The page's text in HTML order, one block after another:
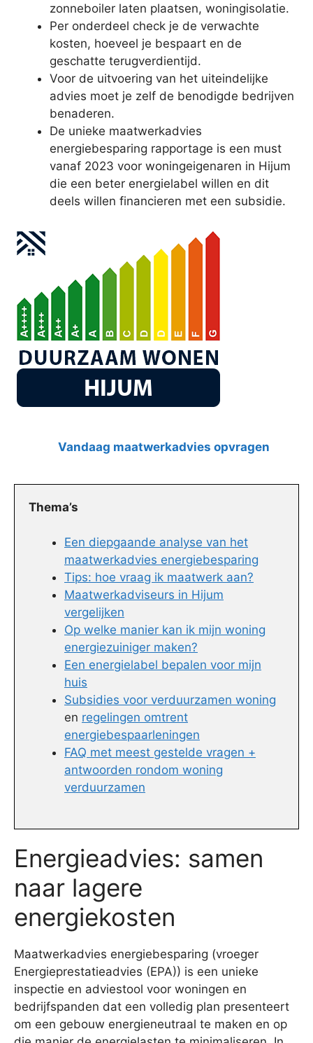
zonneboiler laten plaatsen, woningisolatie.
Per onderdeel check je de verwachte
kosten, hoeveel je bespaart en de
geschatte terugverdientijd.
Voor de uitvoering van het uiteindelijke
advies moet je zelf de benodigde bedrijven
benaderen.
De unieke maatwerkadvies
energiebesparing rapportage is een must
vanaf 2023 voor woningeigenaren in Hijum
die een beter energielabel willen en dit
deels willen financieren met een subsidie.
Vandaag maatwerkadvies opvragen
Thema’s
Een diepgaande analyse van het
maatwerkadvies energiebesparing
Tips: hoe vraag ik maatwerk aan?
Maatwerkadviseurs in Hijum
vergelijken
Op welke manier kan ik mijn woning
energiezuiniger maken?
Een energielabel bepalen voor mijn
huis
Subsidies voor verduurzamen woning
en regelingen omtrent
energiebespaarleningen
FAQ met meest gestelde vragen +
antwoorden rondom woning
verduurzamen
Energieadvies: samen
naar lagere
energiekosten
Maatwerkadvies energiebesparing (vroeger
Energieprestatieadvies (EPA)) is een unieke
inspectie en adviestool voor woningen en
bedrijfspanden dat een volledig plan presenteert
om een gebouw energieneutraal te maken en op